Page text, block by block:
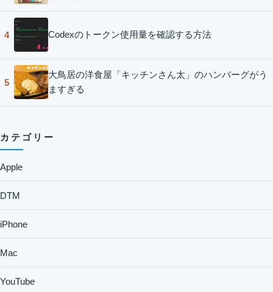
4 Codexのトークン使用量を確認する方法
5
大鳥居の洋食屋「キッチンさん太」のハンバーグがう
ますぎる
カテゴリー
Apple
DTM
iPhone
Mac
YouTube